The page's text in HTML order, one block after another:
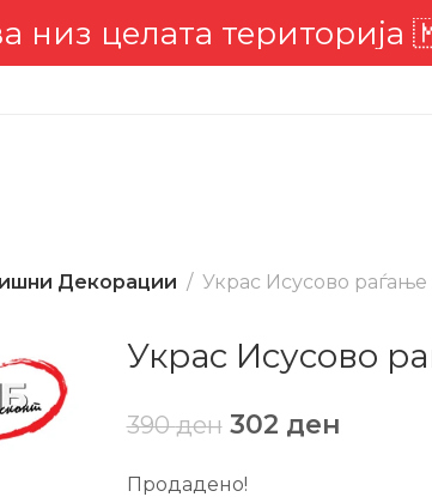
целата територија
Декорации Украс Исусово раѓање
Украс Исусово
390ден 302 ден
Продадено!